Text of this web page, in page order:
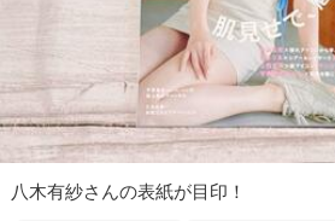
八木有紗さんの表紙が目印！